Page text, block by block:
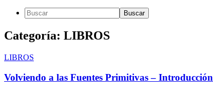
Categoría: LIBROS
LIBROS
Volviendo a las Fuentes Primitivas – Introducción